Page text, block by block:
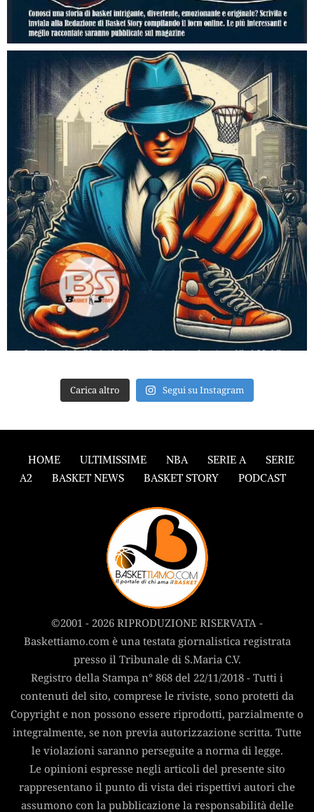
Carica altro Segui su Instagram
HOME ULTIMISSIME NBA SERIE A
SERIE
A2
BASKET NEWS BASKET STORY PODCAST
©2001 - 2026 RIPRODUZIONE RISERVATA -
Baskettiamo.com è una testata giornalistica registrata
presso il Tribunale di S.Maria C.V.
Registro della Stampa n° 868 del 22/11/2018 - Tutti i
contenuti del sito, comprese le riviste, sono protetti da
Copyright e non possono essere riprodotti, parzialmente o
integralmente, se non previa autorizzazione scritta. Tutte
le violazioni saranno perseguite a norma di legge.
Le opinioni espresse negli articoli del presente sito
rappresentano il punto di vista dei rispettivi autori che
assumono con la pubblicazione la responsabilità delle